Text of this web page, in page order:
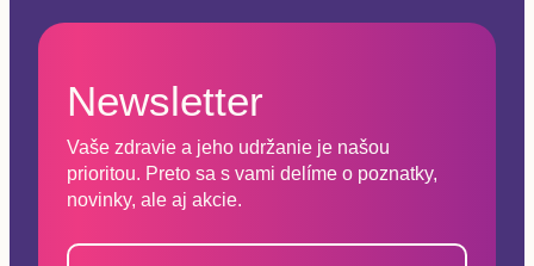
Newsletter
Vaše zdravie a jeho udržanie je našou
prioritou. Preto sa s vami delíme o poznatky,
novinky, ale aj akcie.